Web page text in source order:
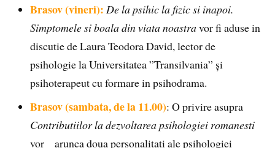
Brasov (vineri): De la psihic la fizic si inapoi.
Simptomele si boala din viata noastravor fi aduse in
discutie de Laura Teodora David, lector de
psihologie la Universitatea ”Transilvania” și
psihoterapeut cu formare in psihodrama.
Brasov (sambata, de la 11.00): O privire asupra
Contributiilor la dezvoltarea psihologiei romanesti
vor
arunca doua personalitati ale psihologiei